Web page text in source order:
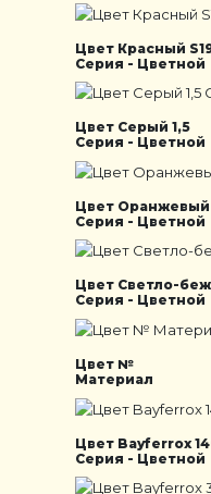
Цвет Красный
Серия - Цветной
Цвет Серый 1,5
Серия - Цветной
Цвет Оранжевый
Серия - Цветной
Цвет Светло-
Серия - Цветной
Цвет №
Материал
Цвет Bayferrox
Серия - Цветной